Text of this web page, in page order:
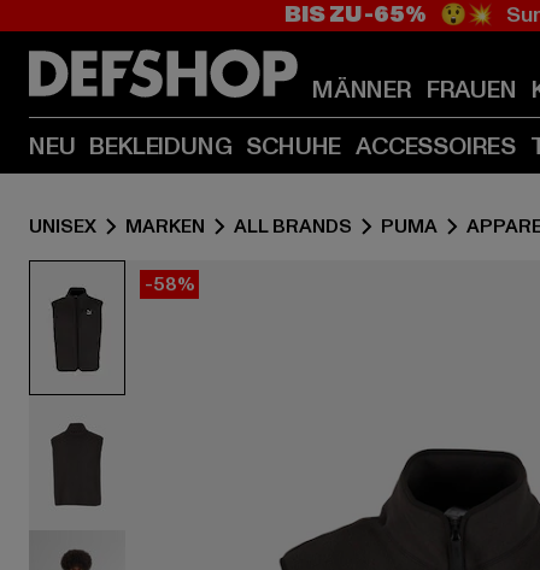
BIS ZU -65% 😲💥
MÄNNER FRAUEN
NEU BEKLEIDUNG SCHUHE ACCESSOIRES
UNISEX MARKEN ALL BRANDS PUMA
-58%